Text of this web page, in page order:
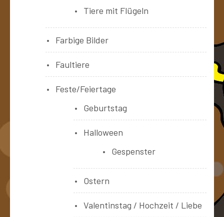
Tiere mit Flügeln
Farbige Bilder
Faultiere
Feste/Feiertage
Geburtstag
Halloween
Gespenster
Ostern
Valentinstag / Hochzeit / Liebe